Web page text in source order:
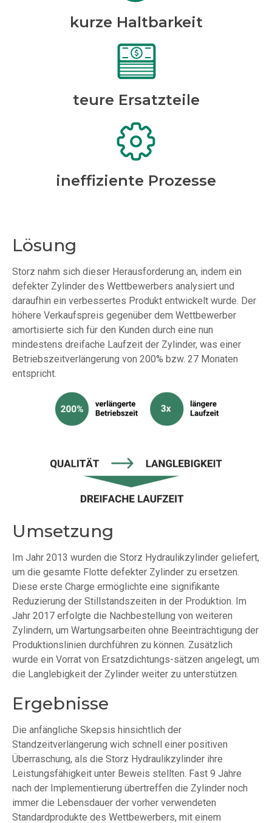
kurze Haltbarkeit
teure Ersatzteile
ineffiziente Prozesse
Lösung
Storz nahm sich dieser Herausforderung an, indem ein
defekter Zylinder des Wettbewerbers analysiert und
daraufhin ein verbessertes Produkt entwickelt wurde. Der
höhere Verkaufspreis gegenüber dem Wettbewerber
amortisierte sich für den Kunden durch eine nun
mindestens dreifache Laufzeit der Zylinder, was einer
Betriebszeitverlängerung von 200% bzw. 27 Monaten
entspricht.
Umsetzung
Im Jahr 2013 wurden die Storz Hydraulikzylinder geliefert,
um die gesamte Flotte defekter Zylinder zu ersetzen.
Diese erste Charge ermöglichte eine signifikante
Reduzierung der Stillstandszeiten in der Produktion. Im
Jahr 2017 erfolgte die Nachbestellung von weiteren
Zylindern, um Wartungsarbeiten ohne Beeinträchtigung der
Produktionslinien durchführen zu können. Zusätzlich
wurde ein Vorrat von Ersatzdichtungs-sätzen angelegt, um
die Langlebigkeit der Zylinder weiter zu unterstützen.
Ergebnisse
Die anfängliche Skepsis hinsichtlich der
Standzeitverlängerung wich schnell einer positiven
Überraschung, als die Storz Hydraulikzylinder ihre
Leistungsfähigkeit unter Beweis stellten. Fast 9 Jahre
nach der Implementierung übertreffen die Zylinder noch
immer die Lebensdauer der vorher verwendeten
Standardprodukte des Wettbewerbers, mit einem